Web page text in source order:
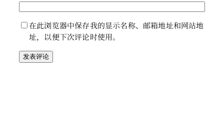
在此浏览器中保存我的显示名称、邮箱地址和网站地
址，以便下次评论时使用。